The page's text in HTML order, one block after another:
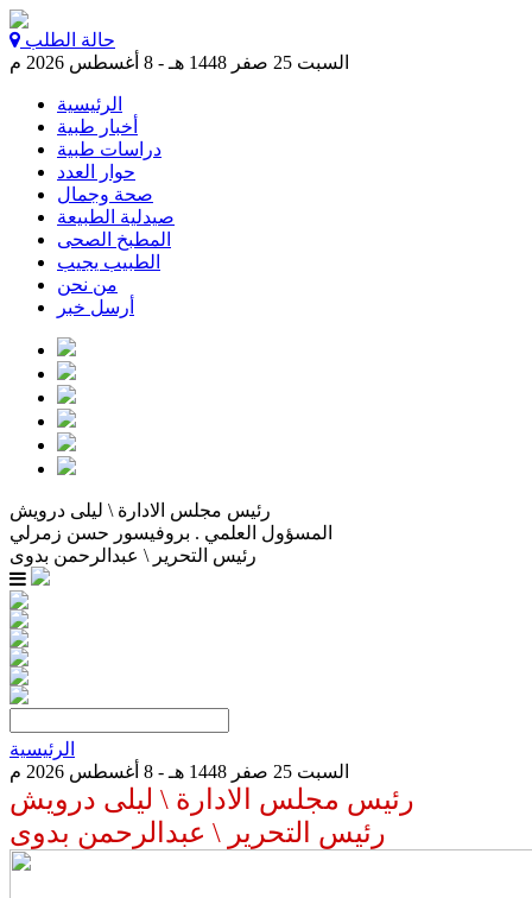
حالة الطلب
السبت 25 صفر 1448 هـ - 8 أغسطس 2026 م
الرئيسية
أخبار طبية
دراسات طبية
حوار العدد
صحة وجمال
صيدلية الطبيعة
المطبخ الصحى
الطبيب يجيب
من نحن
أرسل خبر
رئيس مجلس الادارة \ ليلى درويش
المسؤول العلمي . بروفيسور حسن زمرلي
رئيس التحرير \ عبدالرحمن بدوى
الرئيسية
السبت 25 صفر 1448 هـ - 8 أغسطس 2026 م
رئيس مجلس الادارة \ ليلى درويش
رئيس التحرير \ عبدالرحمن بدوى